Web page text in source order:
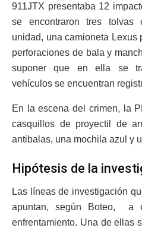
911JTX presentaba 12
se encontraron tres tolvas
unidad, una camioneta Lexus
perforaciones de bala y
suponer que en ella se
vehículos se encuentran
En la escena del crimen, la
casquillos de proyectil de
antibalas, una mochila azul y
Hipótesis de la
Las líneas de investigación
apuntan, según Boteo, a
enfrentamiento. Una de ellas